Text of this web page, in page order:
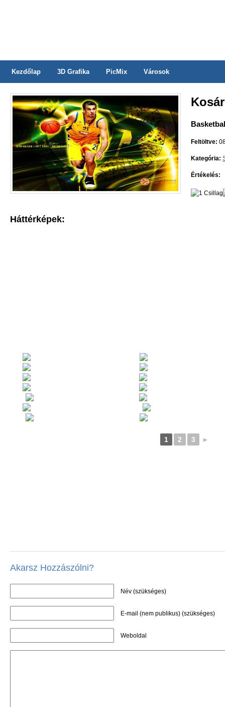
Kezdőlap 3D Grafika PicMix Városok
Feltöltve:
Kategória:
Értékelés:
Háttérképek:
1 2 3 ►
Akarsz Hozzászólni?
Név (szükséges)
E-mail (nem publikus) (szükséges)
Weboldal